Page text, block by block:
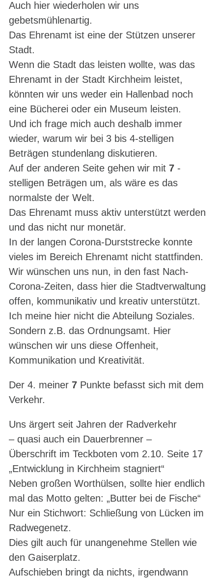
Auch hier wiederholen wir uns
gebetsmühlenartig.
Das Ehrenamt ist eine der Stützen unserer
Stadt.
Wenn die Stadt das leisten wollte, was das
Ehrenamt in der Stadt Kirchheim leistet,
könnten wir uns weder ein Hallenbad noch
eine Bücherei oder ein Museum leisten.
Und ich frage mich auch deshalb immer
wieder, warum wir bei 3 bis 4-stelligen
Beträgen stundenlang diskutieren.
Auf der anderen Seite gehen wir mit 7 -
stelligen Beträgen um, als wäre es das
normalste der Welt.
Das Ehrenamt muss aktiv unterstützt werden
und das nicht nur monetär.
In der langen Corona-Durststrecke konnte
vieles im Bereich Ehrenamt nicht stattfinden.
Wir wünschen uns nun, in den fast Nach-
Corona-Zeiten, dass hier die Stadtverwaltung
offen, kommunikativ und kreativ unterstützt.
Ich meine hier nicht die Abteilung Soziales.
Sondern z.B. das Ordnungsamt. Hier
wünschen wir uns diese Offenheit,
Kommunikation und Kreativität.
Der 4. meiner 7 Punkte befasst sich mit dem
Verkehr.
Uns ärgert seit Jahren der Radverkehr
– quasi auch ein Dauerbrenner –
Überschrift im Teckboten vom 2.10. Seite 17
„Entwicklung in Kirchheim stagniert“
Neben großen Worthülsen, sollte hier endlich
mal das Motto gelten: „Butter bei de Fische“
Nur ein Stichwort: Schließung von Lücken im
Radwegenetz.
Dies gilt auch für unangenehme Stellen wie
den Gaiserplatz.
Aufschieben bringt da nichts, irgendwann